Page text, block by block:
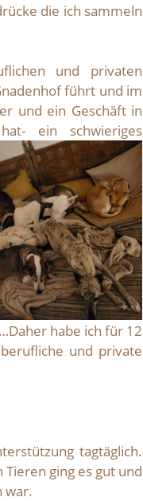
die ich sammeln
und privaten
führt und im
und ein Geschäft in
ein schwieriges
habe ich für 12
und private
tagtäglich.
ging es gut und
war.